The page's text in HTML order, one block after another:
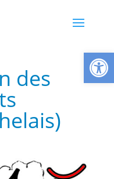
des
Ouvrir